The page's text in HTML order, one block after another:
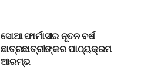
ସୋଆ ଫାର୍ମାସୀର ନୂତନ ବର୍ଷ
ଛାତ୍ରଛାତ୍ରୀଙ୍କର ପାଠ୍ୟକ୍ରମ
ଆରମ୍ଭ